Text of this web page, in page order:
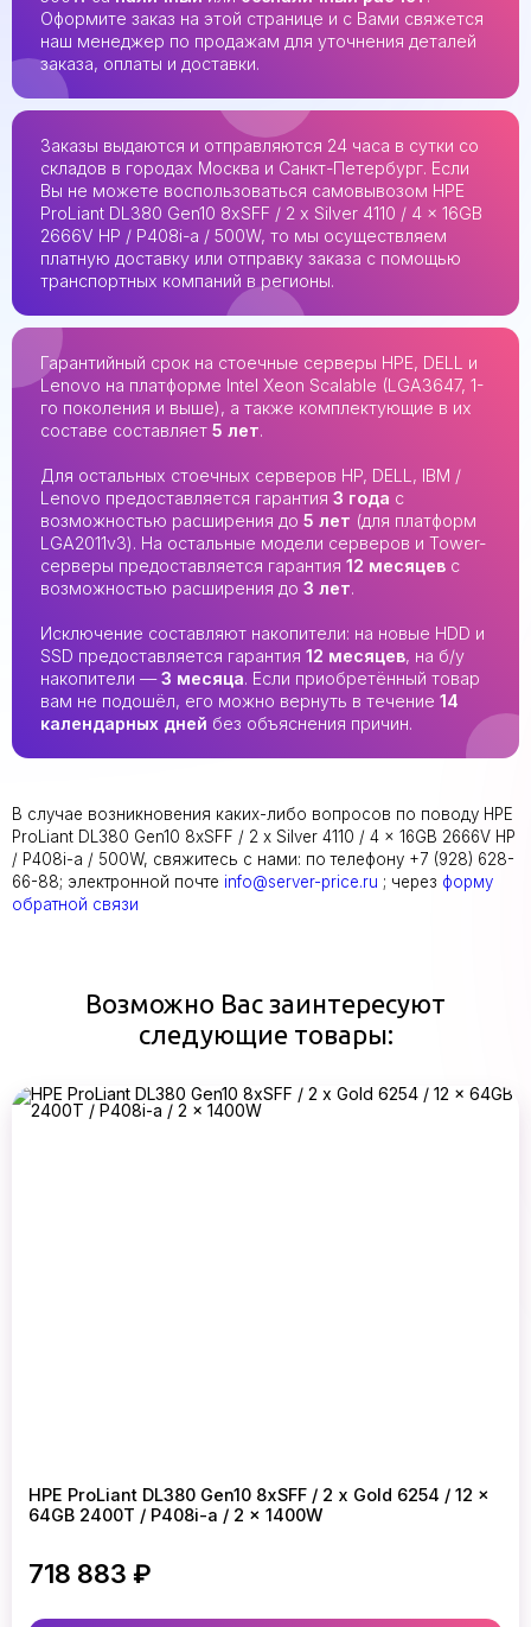
Оформите заказ на этой странице и с Вами свяжется
наш менеджер по продажам для уточнения деталей
заказа, оплаты и доставки.
Заказы выдаются и отправляются 24 часа в сутки со
складов в городах Москва и Санкт-Петербург. Если
Вы не можете воспользоваться самовывозом HPE
ProLiant DL380 Gen10 8xSFF / 2 x Silver 4110 / 4 x 16GB
2666V HP / P408i-a / 500W, то мы осуществляем
платную доставку или отправку заказа с помощью
транспортных компаний в регионы.
Гарантийный срок на стоечные серверы HPE, DELL и
Lenovo на платформе Intel Xeon Scalable (LGA3647, 1-
го поколения и выше), а также комплектующие в их
составе составляет 5 лет.
Для остальных стоечных серверов HP, DELL, IBM /
Lenovo предоставляется гарантия 3 года с
возможностью расширения до 5 лет (для платформ
LGA2011v3). На остальные модели серверов и Tower-
серверы предоставляется гарантия 12 месяцев с
возможностью расширения до 3 лет.
Исключение составляют накопители: на новые HDD и
SSD предоставляется гарантия 12 месяцев, на б/у
накопители —3 месяца. Если приобретённый товар
вам не подошёл, его можно вернуть в течение 14
календарных дней без объяснения причин.
В случае возникновения каких-либо вопросов по поводу HPE
ProLiant DL380 Gen10 8xSFF / 2 x Silver 4110 / 4 x 16GB 2666V HP
/ P408i-a / 500W, свяжитесь с нами: по телефону +7 (928) 628-
66-88; электронной почте info@server-price.ru ; через форму
обратной связи
Возможно Вас заинтересуют
следующие товары:
HPE ProLiant DL380 Gen10 8xSFF / 2 x Gold 6254 / 12 x
64GB 2400T / P408i-a / 2 x 1400W
718 883 ₽